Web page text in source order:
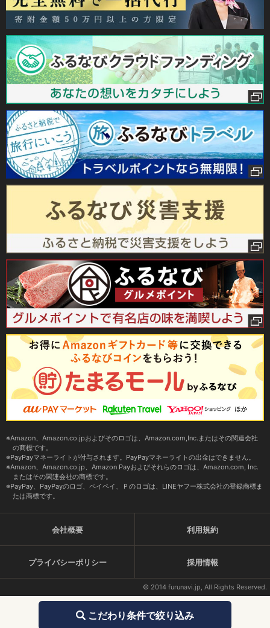
こだわり条件で絞り込み
Amazon、Amazon.co.jpおよびそのロゴは、Amazon.com,Inc.またはその関連会社
の商標です。
PayPayマネーライトが付与されます。PayPayマネーライトの出金はできません。
Amazon、Amazon.co.jp、Amazon Payおよびそれらのロゴは、Amazon.com, Inc.
またはその関連会社の商標です。
PayPay、PayPayのロゴ、ペイペイ、Ｐのロゴは、LINEヤフー株式会社の登録商標ま
たは商標です。
会社概要 利用規約
プライバシーポリシー 採用情報
© 2014 furunavi.jp, All Rights Reserved.